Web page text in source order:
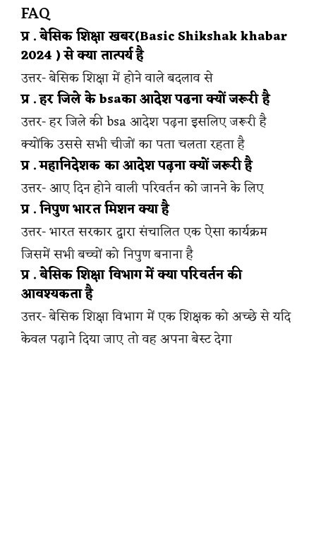
FAQ
प्र . बेसिक शिक्षा खबर(Basic Shikshak khabar
2024 ) से क्या तात्पर्य है
उत्तर- बेसिक शिक्षा में होने वाले बदलाव से
प्र . हर जिले के bsaका आदेश पढना क्यों जरूरी है
उत्तर- हर जिले की bsa आदेश पढ़ना इसलिए जरूरी है
क्योंकि उससे सभी चीजों का पता चलता रहता है
प्र . महानिदेशक का आदेश पढ़ना क्यों जरूरी है
उत्तर- आए दिन होने वाली परिवर्तन को जानने के लिए
प्र . निपुण भारत मिशन क्या है
उत्तर- भारत सरकार द्वारा संचालित एक ऐसा कार्यक्रम
जिसमें सभी बच्चों को निपुण बनाना है
प्र . बेसिक शिक्षा विभाग में क्या परिवर्तन की
आवश्यकता है
उत्तर- बेसिक शिक्षा विभाग में एक शिक्षक को अच्छे से यदि
केवल पढ़ाने दिया जाए तो वह अपना बेस्ट देगा